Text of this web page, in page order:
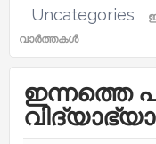
Uncategories
വാർത്തകൾ
ഇന്നത്തെ